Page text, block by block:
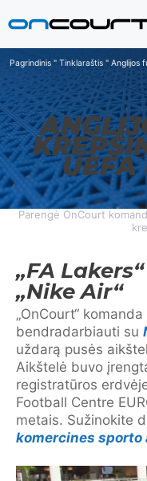
prie
Pagrindinis " Tinklaraštis " Anglijos
UEFA
Parengė OnCourt
„FA
„Nike Air“
„OnCourt“
bendradarbiauti su
uždarą pusės
Aikštelė buvo
registratūros
Football Centre
metais. Sužinokite
komercines sporto